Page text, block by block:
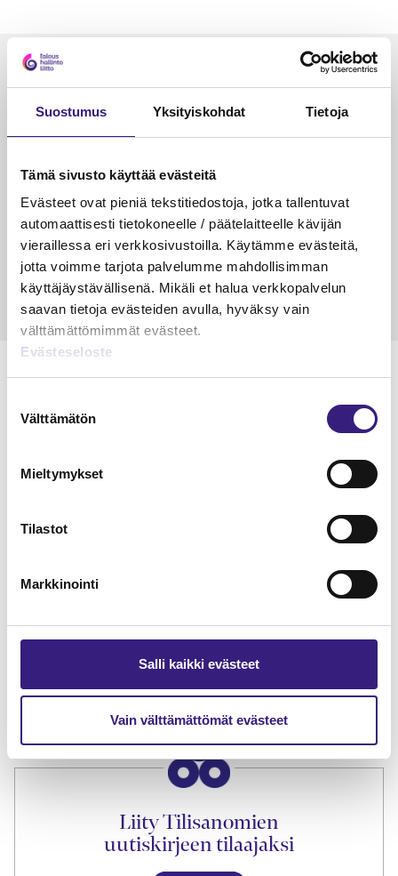
Suostumus Yksityiskohdat Tietoja
Tämä sivusto käyttää evästeitä
Evästeet ovat pieniä tekstitiedostoja, jotka tallentuvat
automaattisesti tietokoneelle / päätelaitteelle kävijän
vieraillessa eri verkkosivustoilla. Käytämme evästeitä,
jotta voimme tarjota palvelumme mahdollisimman
käyttäjäystävällisenä. Mikäli et halua verkkopalvelun
saavan tietoja evästeiden avulla, hyväksy vain
välttämättömimmät evästeet.
Evästeseloste
valinta
Välttämätön
Mieltymykset
Tilastot
Markkinointi
Salli kaikki evästeet
Vain välttämättömät evästeet
Luetuimmat
VEROTUS
Kulu­veloitukset arvon­lisä­
veloitus, kulujen edelleen­
veloitus ja läpi­laskutus
15.5.2023 10 min
14.5.2021
Tilaa Tilisanomien
lukuoikeus
TILAA TÄSTÄ
Liity Tilisanomien
uutiskirjeen tilaajaksi